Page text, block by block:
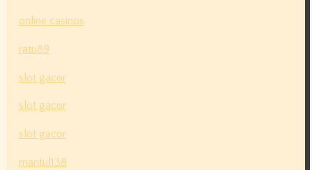
online casinos
ratu89
slot gacor
slot gacor
slot gacor
mantul138